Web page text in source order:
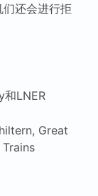
还会进行拒
LNER
Great